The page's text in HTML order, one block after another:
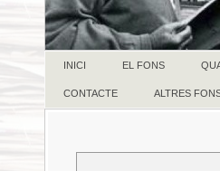
INICI EL FONS
CONTACTE ALTRES